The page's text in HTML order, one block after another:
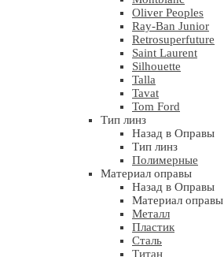
Oliver Peoples
Ray-Ban Junior
Retrosuperfuture
Saint Laurent
Silhouette
Talla
Tavat
Tom Ford
Тип линз
Назад в Оправы
Тип линз
Полимерные
Материал оправы
Назад в Оправы
Материал оправы
Металл
Пластик
Сталь
Титан